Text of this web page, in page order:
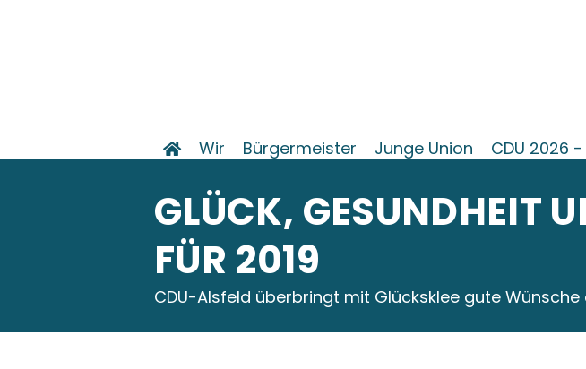
Wir Bürgermeister Junge Union CDU 2026 -
GLÜCK, GESUNDHEIT
FÜR 2019
CDU-Alsfeld überbringt mit Glücksklee gute